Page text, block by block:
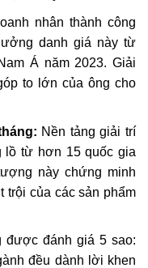
nhân thành công
danh giá này từ
Á năm 2023. Giải
to lớn của ông cho
Nền tảng giải trí
lồ từ hơn 15 quốc gia
này chứng minh
của các sản phẩm
được đánh giá 5 sao:
đều dành lời khen